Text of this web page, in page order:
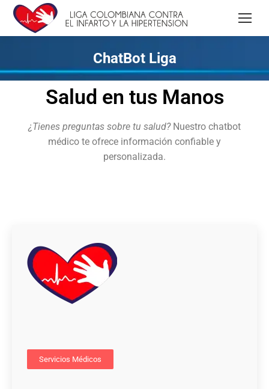
ChatBot Liga
Salud en tus Manos
¿Tienes preguntas sobre tu salud?Nuestro chatbot
médico te ofrece información confiable y
personalizada.
Servicios Médicos